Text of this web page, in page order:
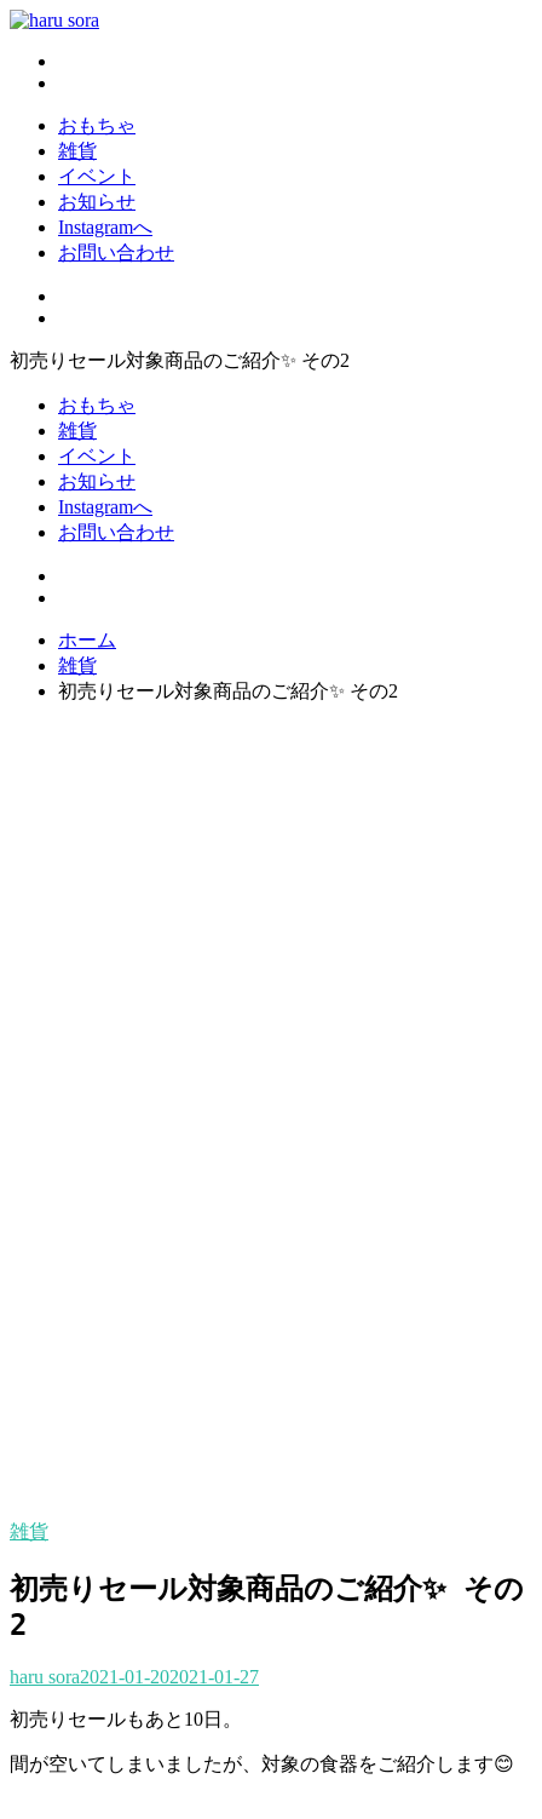
コ
haru sora
新しいharusoraもよろしくおねがいします
おもちゃ
雑貨
イベント
お知らせ
Instagramへ
お問い合わせ
初売りセール対象商品のご紹介✨ その2
おもちゃ
雑貨
イベント
お知らせ
Instagramへ
お問い合わせ
ホーム
雑貨
初売りセール対象商品のご紹介✨ その2
雑貨
初売りセール対象商品のご紹介✨ その
2
haru sora2021-01-202021-01-27
初売りセールもあと10日。
間が空いてしまいましたが、対象の食器をご紹介します😊